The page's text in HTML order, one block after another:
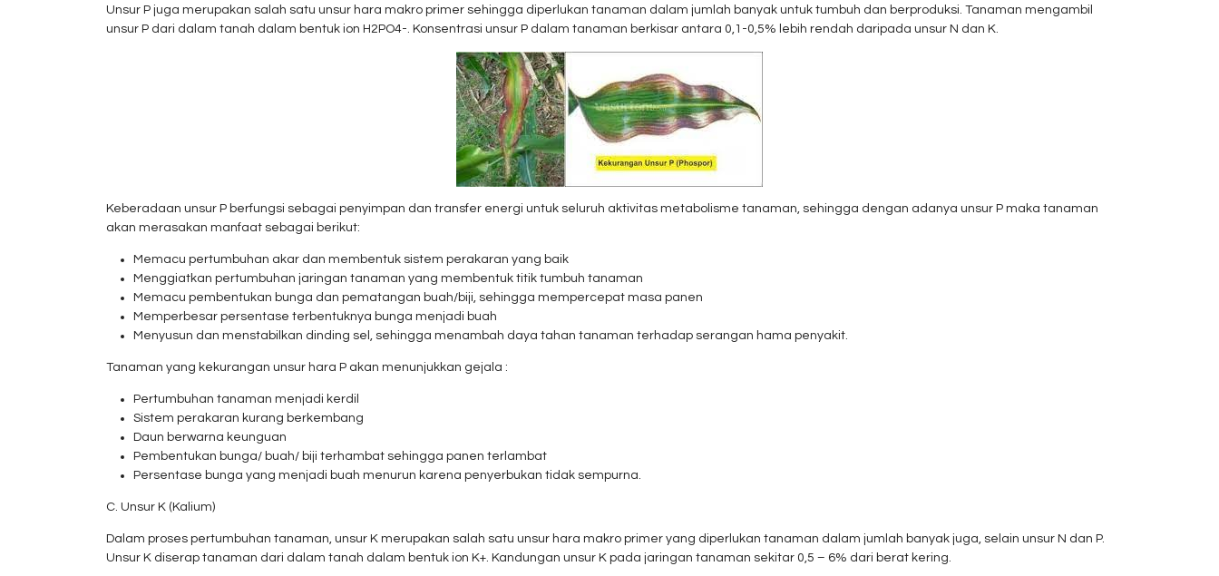
Unsur P juga merupakan salah satu unsur hara makro primer sehingga diperlukan tanaman dalam jumlah banyak untuk tumbuh dan berproduksi. Tanaman mengambil
unsur P dari dalam tanah dalam bentuk ion H2PO4-. Konsentrasi unsur P dalam tanaman berkisar antara 0,1-0,5% lebih rendah daripada unsur N dan K.
Keberadaan unsur P berfungsi sebagai penyimpan dan transfer energi untuk seluruh aktivitas metabolisme tanaman, sehingga dengan adanya unsur P maka tanaman
akan merasakan manfaat sebagai berikut:
Memacu pertumbuhan akar dan membentuk sistem perakaran yang baik
Menggiatkan pertumbuhan jaringan tanaman yang membentuk titik tumbuh tanaman
Memacu pembentukan bunga dan pematangan buah/biji, sehingga mempercepat masa panen
Memperbesar persentase terbentuknya bunga menjadi buah
Menyusun dan menstabilkan dinding sel, sehingga menambah daya tahan tanaman terhadap serangan hama penyakit.
Tanaman yang kekurangan unsur hara P akan menunjukkan gejala :
Pertumbuhan tanaman menjadi kerdil
Sistem perakaran kurang berkembang
Daun berwarna keunguan
Pembentukan bunga/ buah/ biji terhambat sehingga panen terlambat
Persentase bunga yang menjadi buah menurun karena penyerbukan tidak sempurna.
C. Unsur K (Kalium)
Dalam proses pertumbuhan tanaman, unsur K merupakan salah satu unsur hara makro primer yang diperlukan tanaman dalam jumlah banyak juga, selain unsur N dan P.
Unsur K diserap tanaman dari dalam tanah dalam bentuk ion K+. Kandungan unsur K pada jaringan tanaman sekitar 0,5 – 6% dari berat kering.